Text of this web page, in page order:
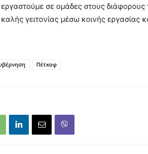
σε ομάδες στους διάφορους
γειτονίας μέσω κοινής εργασίας
Πέτκοφ